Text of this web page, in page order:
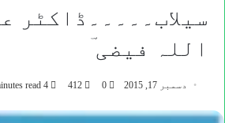
سیلاب۔۔۔۔۔ڈاکٹر
اللہ فیضی ؔ
دسمبر 17, 2015 0
412